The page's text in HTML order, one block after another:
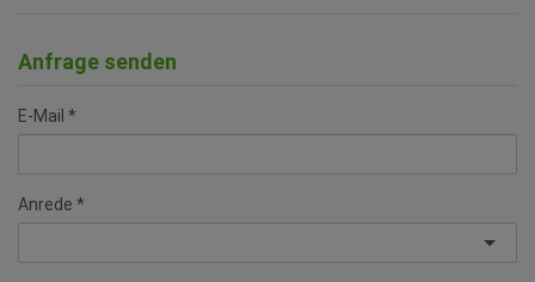
Anfrage senden
E-Mail
Anrede